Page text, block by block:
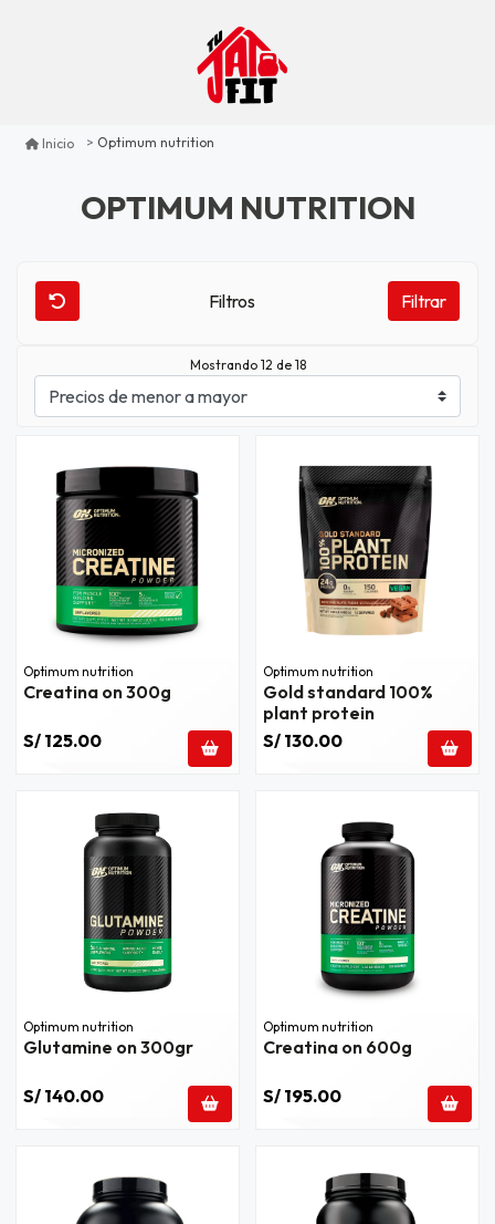
Inicio Optimum nutrition
OPTIMUM NUTRITION
Filtros Filtrar
Mostrando 12 de 18
Optimum nutrition
Creatina on 300g
S/ 125.00
Optimum nutrition
Gold standard 100%
plant protein
S/ 130.00
Optimum nutrition
Glutamine on 300gr
S/ 140.00
Optimum nutrition
Creatina on 600g
S/ 195.00